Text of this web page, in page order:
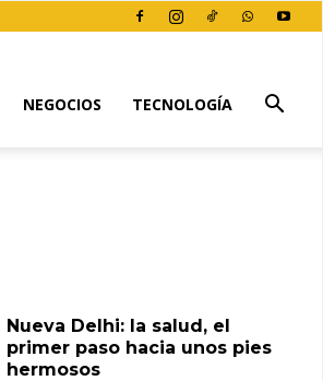
NEGOCIOS TECNOLOGÍA
Nueva Delhi: la salud, el
primer paso hacia unos pies
hermosos